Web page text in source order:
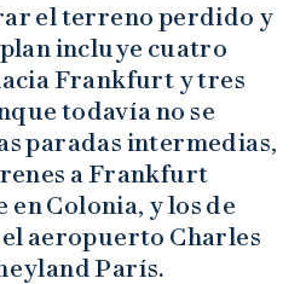
el terreno perdido y
incluye cuatro
Frankfurt y tres
todavía no se
paradas intermedias,
a Frankfurt
Colonia, y los de
aeropuerto Charles
París.